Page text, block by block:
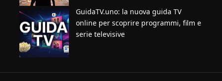
GuidaTV.uno: la nuova guida TV
online per scoprire programmi, film e
serie televisive